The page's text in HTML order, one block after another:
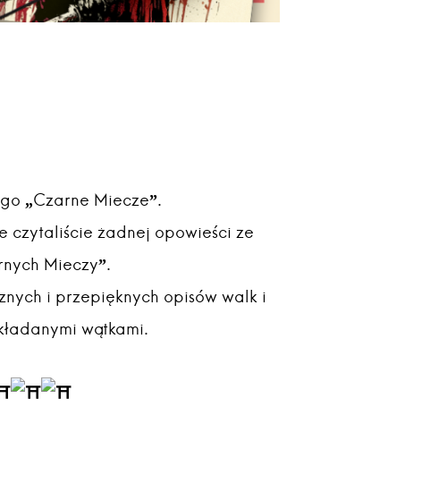
„Czarne Miecze”.
czytaliście żadnej opowieści ze
Mieczy”.
i przepięknych opisów walk i
wątkami.